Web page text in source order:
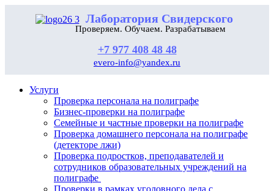
Лаборатория Свидерского
Проверяем. Обучаем. Разрабатываем
+7 977 408 48 48
evero-info@yandex.ru
Услуги
Проверка персонала на полиграфе
Бизнес-проверки на полиграфе
Семейные и частные проверки на полиграфе
Проверка домашнего персонала на полиграфе
(детекторе лжи)
Проверка подростков, преподавателей и
сотрудников образовательных учреждений на
полиграфе
Проверки в рамках уголовного дела с